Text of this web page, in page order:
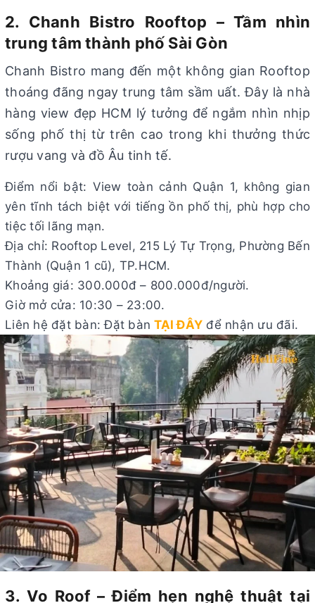
2. Chanh Bistro Rooftop – Tầm nhìn
trung tâm thành phố Sài Gòn
Chanh Bistro mang đến một không gian Rooftop
thoáng đãng ngay trung tâm sầm uất. Đây là nhà
hàng view đẹp HCM lý tưởng để ngắm nhìn nhịp
sống phố thị từ trên cao trong khi thưởng thức
rượu vang và đồ Âu tinh tế.
Điểm nổi bật: View toàn cảnh Quận 1, không gian
yên tĩnh tách biệt với tiếng ồn phố thị, phù hợp cho
tiệc tối lãng mạn.
Địa chỉ: Rooftop Level, 215 Lý Tự Trọng, Phường Bến
Thành (Quận 1 cũ), TP.HCM.
Khoảng giá: 300.000đ – 800.000đ/người.
Giờ mở cửa: 10:30 – 23:00.
Liên hệ đặt bàn: Đặt bànTẠI ĐÂY để nhận ưu đãi.
3. Vo Roof – Điểm hẹn nghệ thuật tại